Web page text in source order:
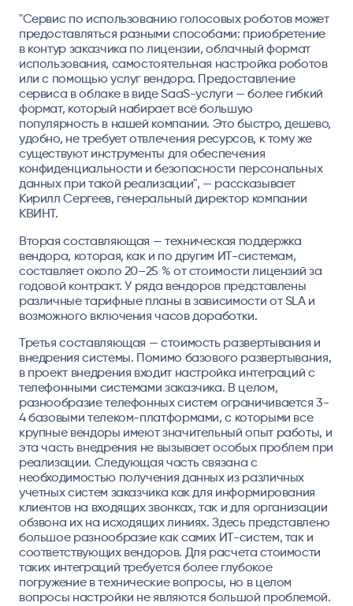
"Сервис по использованию голосовых роботов может
предоставляться разными способами: приобретение
в контур заказчика по лицензии, облачный формат
использования, самостоятельная настройка роботов
или с помощью услуг вендора. Предоставление
сервиса в облаке в виде SaaS-услуги — более гибкий
формат, который набирает всё большую
популярность в нашей компании. Это быстро, дешево,
удобно, не требует отвлечения ресурсов, к тому же
существуют инструменты для обеспечения
конфиденциальности и безопасности персональных
данных при такой реализации", — рассказывает
Кирилл Сергеев, генеральный директор компании
КВИНТ.
Вторая составляющая — техническая поддержка
вендора, которая, как и по другим ИТ-системам,
составляет около 20–25 % от стоимости лицензий за
годовой контракт. У ряда вендоров представлены
различные тарифные планы в зависимости от SLA и
возможного включения часов доработки.
Третья составляющая — стоимость развертывания и
внедрения системы. Помимо базового развертывания,
в проект внедрения входит настройка интеграций с
телефонными системами заказчика. В целом,
разнообразие телефонных систем ограничивается 3-
4 базовыми телеком-платформами, с которыми все
крупные вендоры имеют значительный опыт работы, и
эта часть внедрения не вызывает особых проблем при
реализации. Следующая часть связана с
необходимостью получения данных из различных
учетных систем заказчика как для информирования
клиентов на входящих звонках, так и для организации
обзвона их на исходящих линиях. Здесь представлено
большое разнообразие как самих ИТ-систем, так и
соответствующих вендоров. Для расчета стоимости
таких интеграций требуется более глубокое
погружение в технические вопросы, но в целом
вопросы настройки не являются большой проблемой.